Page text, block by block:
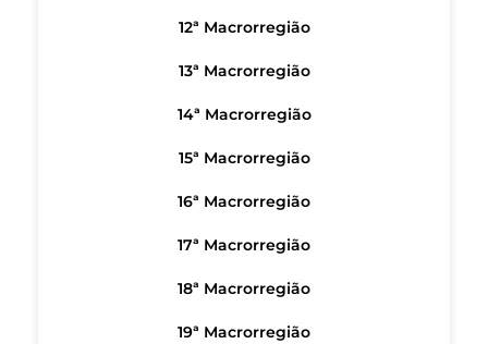
12ª Macrorregião
13ª Macrorregião
14ª Macrorregião
15ª Macrorregião
16ª Macrorregião
17ª Macrorregião
18ª Macrorregião
19ª Macrorregião